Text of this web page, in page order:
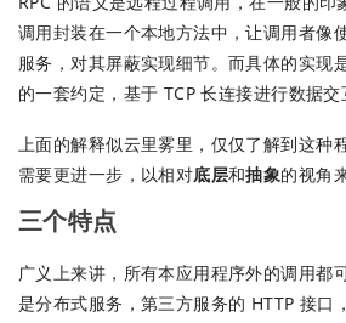
调用封装在一个本地方法中，让调用者像
服务，对其屏蔽实现细节。而具体的实现
的一套约定，基于 TCP 长连接进行数据交
上面的解释似云里雾里，仅仅了解到这种
需要更进一步，以相对底层和抽象的视角
三个特点
广义上来讲，所有本应用程序外的调用都
是分布式服务，第三方服务的 HTTP 接口